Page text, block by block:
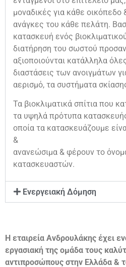
μοναδικές για κάθε οικόπεδο
ανάγκες του κάθε πελάτη.
κατασκευή ενός
διατήρηση του σωστού
αξιοποιούνται κατάλληλα
διαστάσεις των ανοιγμάτων
αερισμό, τα συστήματα
Τα βιοκλιματικά σπίτια που
τα υψηλά πρότυπα
οποία τα κατασκευάζουμε
&
ανανεώσιμα & φέρουν το
κατασκευαστών.
Ενεργειακή Δόμηση
Η εταιρεία Ανδρουλάκης έχει
εργασιακή της ομάδα τους
αντιπροσώπους στην Ελλάδα &